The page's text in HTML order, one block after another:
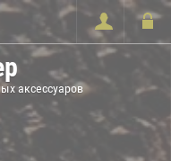
аксессуаров